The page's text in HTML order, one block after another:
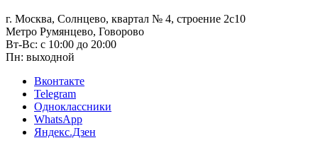
г. Москва, Солнцево, квартал № 4, строение 2с10
Метро Румянцево, Говорово
Вт-Вс: с 10:00 до 20:00
Пн: выходной
Вконтакте
Telegram
Одноклассники
WhatsApp
Яндекс.Дзен